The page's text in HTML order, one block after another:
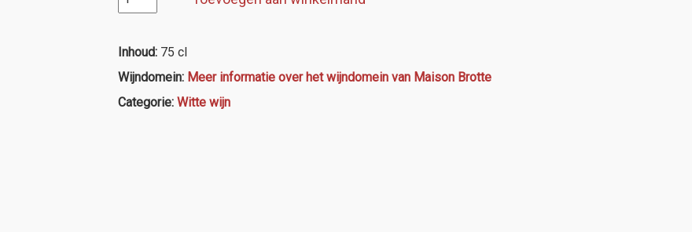
d'Oc,
Brotte
"Baies
Dorées"
Viognier
aantal
Inhoud: 75 cl
Wijndomein: Meer informatie over het wijndomein van Maison Brotte
Categorie: Witte wijn